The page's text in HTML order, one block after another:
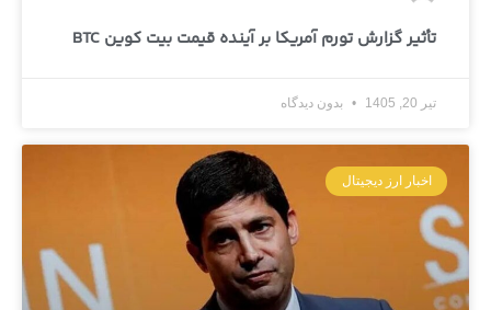
تأثیر گزارش تورم آمریکا بر آینده قیمت بیت کوین BTC
تیر 20, 1405 بدون دیدگاه
اخبار ارز دیجیتال